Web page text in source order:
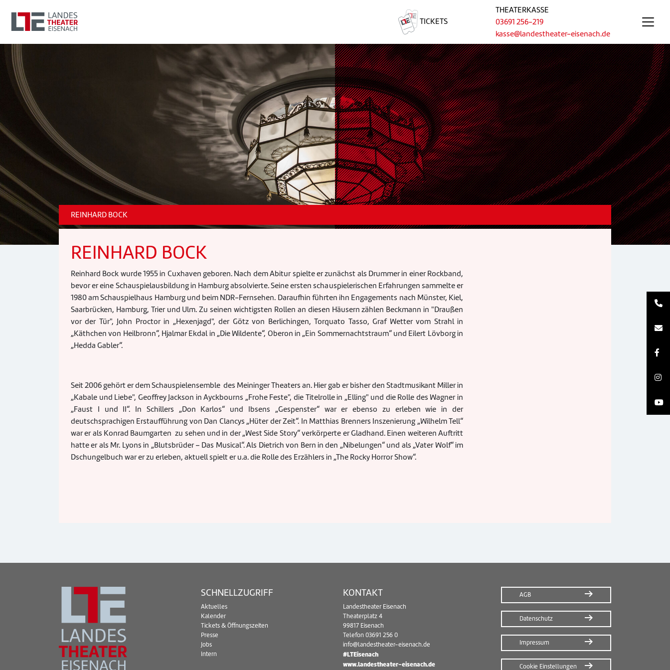
TICKETS
THEATERKASSE
03691 256-219
kasse@landestheater-eisenach.de
REINHARD BOCK
REINHARD BOCK
Reinhard Bock wurde 1955 in Cuxhaven geboren. Nach dem Abitur spielte er zunächst als Drummer in einer Rockband,
bevor er eine Schauspielausbildung in Hamburg absolvierte. Seine ersten schauspielerischen Erfahrungen sammelte er
1980 am Schauspielhaus Hamburg und beim NDR-Fernsehen. Daraufhin führten ihn Engagements nach Münster, Kiel,
Saarbrücken, Hamburg, Trier und Ulm. Zu seinen wichtigsten Rollen an diesen Häusern zählen Beckmann in "Draußen
vor der Tür", John Proctor in „Hexenjagd", der Götz von Berlichingen, Torquato Tasso, Graf Wetter vom Strahl in
„Käthchen von Heilbronn“, Hjalmar Ekdal in „Die Wildente“, Oberon in „Ein Sommernachtstraum“ und Eilert Lövborg in
„Hedda Gabler“.
Seit 2006 gehört er dem Schauspielensemble des Meininger Theaters an. Hier gab er bisher den Stadtmusikant Miller in
„Kabale und Liebe", Geoffrey Jackson in Ayckbourns „Frohe Feste", die Titelrolle in „Elling" und die Rolle des Wagner in
„Faust I und II“. In Schillers „Don Karlos“ und Ibsens „Gespenster“ war er ebenso zu erleben wie in der
deutschsprachigen Erstaufführung von Dan Clancys „Hüter der Zeit“. In Matthias Brenners Inszenierung „Wilhelm Tell“
war er als Konrad Baumgarten zu sehen und in der „West Side Story“ verkörperte er Gladhand. Einen weiteren Auftritt
hatte er als Mr. Lyons in „Blutsbrüder – Das Musical“. Als Dietrich von Bern in den „Nibelungen“und als„Vater Wolf“im
Dschungelbuch war er zu erleben, aktuell spielt er u.a. die Rolle des Erzählers in „The Rocky Horror Show“.
SCHNELLZUGRIFF
Aktuelles
Kalender
Tickets & Öffnungszeiten
Presse
Jobs
Intern
KONTAKT
Landestheater Eisenach
Theaterplatz 4
99817 Eisenach
Telefon 03691 256 0
info@landestheater-eisenach.de
#LTEisenach
www.landestheater-eisenach.de
AGB
Datenschutz
Impressum
Cookie Einstellungen